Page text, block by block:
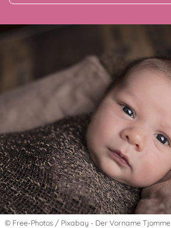
© Free-Photos / Pixabay - Der Vorname Tjomme